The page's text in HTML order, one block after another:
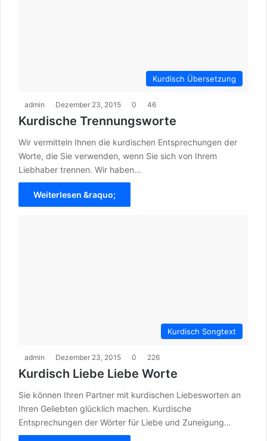
Kurdisch Übersetzung
admin Dezember 23, 2015 0 46
Kurdische Trennungsworte
Wir vermitteln Ihnen die kurdischen Entsprechungen der
Worte, die Sie verwenden, wenn Sie sich von Ihrem
Liebhaber trennen. Wir haben…
Weiterlesen &raquo;
Kurdisch Songtext
admin Dezember 23, 2015 0 226
Kurdisch Liebe Liebe Worte
Sie können Ihren Partner mit kurdischen Liebesworten an
Ihren Geliebten glücklich machen. Kurdische
Entsprechungen der Wörter für Liebe und Zuneigung…